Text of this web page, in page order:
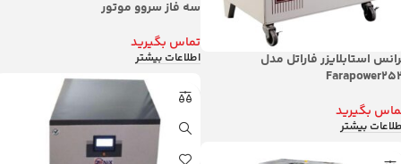
سه فاز سروو موتور
تماس بگیرید
اطلاعات بیشتر
استابلایزر فاراتل مدل
بگیرید
بیشتر